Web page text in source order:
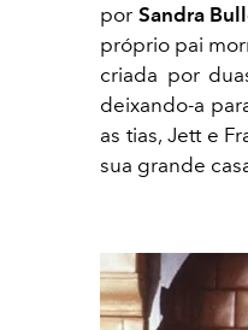
por Sandra
próprio pai
criada por
deixando-a
as tias, Jett e
sua grande